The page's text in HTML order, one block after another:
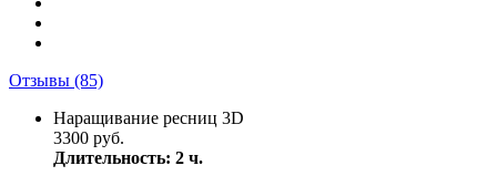
Отзывы (85)
Наращивание ресниц 3D
3300 руб.
Длительность: 2 ч.